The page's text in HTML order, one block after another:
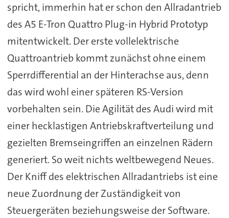
spricht, immerhin hat er schon den Allradantrieb
des A5 E-Tron Quattro Plug-in Hybrid Prototyp
mitentwickelt. Der erste vollelektrische
Quattroantrieb kommt zunächst ohne einem
Sperrdifferential an der Hinterachse aus, denn
das wird wohl einer späteren RS-Version
vorbehalten sein. Die Agilität des Audi wird mit
einer hecklastigen Antriebskraftverteilung und
gezielten Bremseingriffen an einzelnen Rädern
generiert. So weit nichts weltbewegend Neues.
Der Kniff des elektrischen Allradantriebs ist eine
neue Zuordnung der Zuständigkeit von
Steuergeräten beziehungsweise der Software.